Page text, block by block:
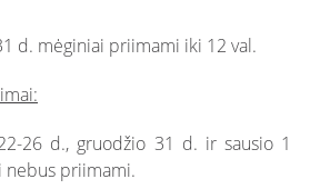
d. mėginiai priimami iki 12 val.
26 d., gruodžio 31 d. ir sausio 1
nebus priimami.